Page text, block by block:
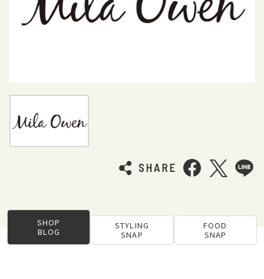
SHOP
BLOG
STYLING
SNAP
FOOD
SNAP